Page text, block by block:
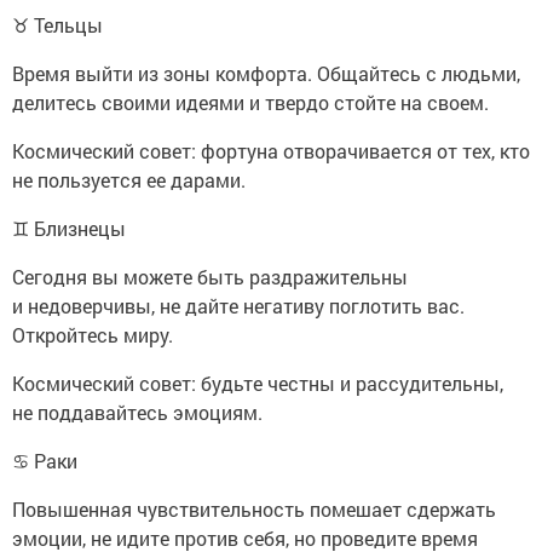
♉ Тельцы
Время выйти из зоны комфорта. Общайтесь с людьми,
делитесь своими идеями и твердо стойте на своем.
Космический совет: фортуна отворачивается от тех, кто
не пользуется ее дарами.
♊ Близнецы
Сегодня вы можете быть раздражительны
и недоверчивы, не дайте негативу поглотить вас.
Откройтесь миру.
Космический совет: будьте честны и рассудительны,
не поддавайтесь эмоциям.
♋ Раки
Повышенная чувствительность помешает сдержать
эмоции, не идите против себя, но проведите время